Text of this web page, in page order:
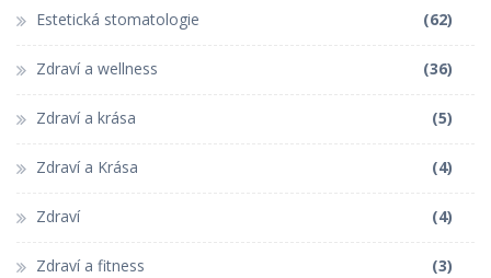
Estetická stomatologie (62)
Zdraví a wellness (36)
Zdraví a krása (5)
Zdraví a Krása (4)
Zdraví (4)
Zdraví a fitness (3)